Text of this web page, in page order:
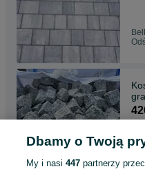
Żory
Dbamy o Twoją
My i nasi447 partnerzy